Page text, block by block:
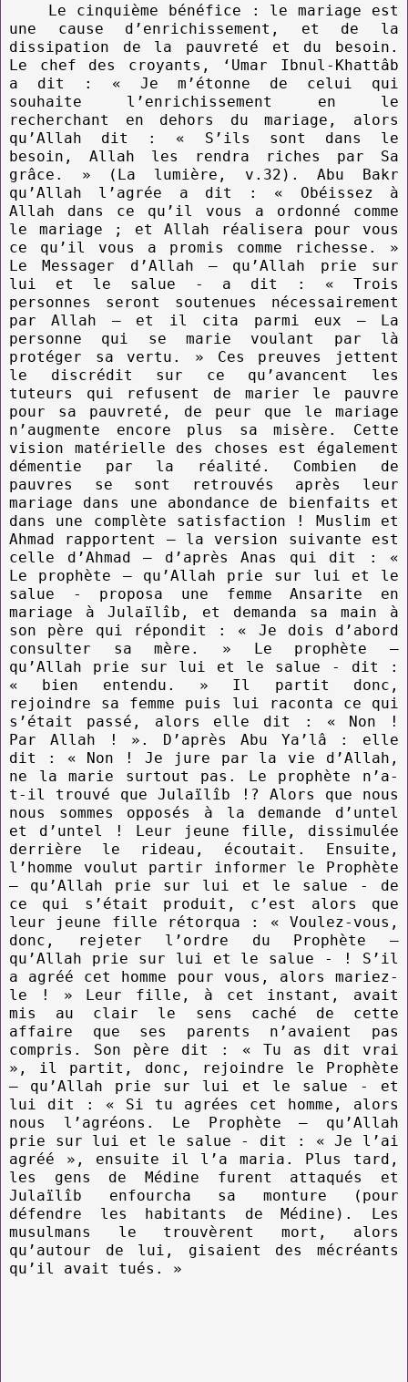
Le cinquième bénéfice : le mariage est
une cause d’enrichissement, et de la
dissipation de la pauvreté et du besoin.
Le chef des croyants, ‘Umar Ibnul-Khattâb
a dit : « Je m’étonne de celui qui
souhaite l’enrichissement en le
recherchant en dehors du mariage, alors
qu’Allah dit : « S’ils sont dans le
besoin, Allah les rendra riches par Sa
grâce. » (La lumière, v.32). Abu Bakr
qu’Allah l’agrée a dit : « Obéissez à
Allah dans ce qu’il vous a ordonné comme
le mariage ; et Allah réalisera pour vous
ce qu’il vous a promis comme richesse. »
Le Messager d’Allah – qu’Allah prie sur
lui et le salue - a dit : « Trois
personnes seront soutenues nécessairement
par Allah – et il cita parmi eux – La
personne qui se marie voulant par là
protéger sa vertu. » Ces preuves jettent
le discrédit sur ce qu’avancent les
tuteurs qui refusent de marier le pauvre
pour sa pauvreté, de peur que le mariage
n’augmente encore plus sa misère. Cette
vision matérielle des choses est également
démentie par la réalité. Combien de
pauvres se sont retrouvés après leur
mariage dans une abondance de bienfaits et
dans une complète satisfaction ! Muslim et
Ahmad rapportent – la version suivante est
celle d’Ahmad – d’après Anas qui dit : «
Le prophète – qu’Allah prie sur lui et le
salue - proposa une femme Ansarite en
mariage à Julaïlîb, et demanda sa main à
son père qui répondit : « Je dois d’abord
consulter sa mère. » Le prophète –
qu’Allah prie sur lui et le salue - dit :
« bien entendu. » Il partit donc,
rejoindre sa femme puis lui raconta ce qui
s’était passé, alors elle dit : « Non !
Par Allah ! ». D’après Abu Ya’lâ : elle
dit : « Non ! Je jure par la vie d’Allah,
ne la marie surtout pas. Le prophète n’a-
t-il trouvé que Julaïlîb !? Alors que nous
nous sommes opposés à la demande d’untel
et d’untel ! Leur jeune fille, dissimulée
derrière le rideau, écoutait. Ensuite,
l’homme voulut partir informer le Prophète
– qu’Allah prie sur lui et le salue - de
ce qui s’était produit, c’est alors que
leur jeune fille rétorqua : « Voulez-vous,
donc, rejeter l’ordre du Prophète –
qu’Allah prie sur lui et le salue - ! S’il
a agréé cet homme pour vous, alors mariez-
le ! » Leur fille, à cet instant, avait
mis au clair le sens caché de cette
affaire que ses parents n’avaient pas
compris. Son père dit : « Tu as dit vrai
», il partit, donc, rejoindre le Prophète
– qu’Allah prie sur lui et le salue - et
lui dit : « Si tu agrées cet homme, alors
nous l’agréons. Le Prophète – qu’Allah
prie sur lui et le salue - dit : « Je l’ai
agréé », ensuite il l’a maria. Plus tard,
les gens de Médine furent attaqués et
Julaïlîb enfourcha sa monture (pour
défendre les habitants de Médine). Les
musulmans le trouvèrent mort, alors
qu’autour de lui, gisaient des mécréants
qu’il avait tués. »